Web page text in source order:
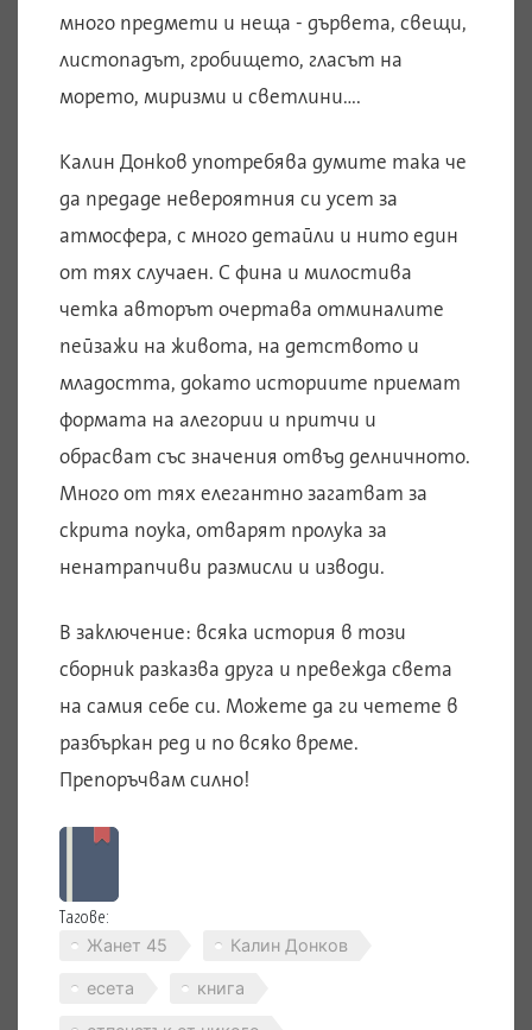
много предмети и неща - дървета, свещи,
листопадът, гробището, гласът на
морето, миризми и светлини….
Калин Донков употребява думите така че
да предаде невероятния си усет за
атмосфера, с много детайли и нито един
от тях случаен. С фина и милостива
четка авторът очертава отминалите
пейзажи на живота, на детството и
младостта, докато историите приемат
формата на алегории и притчи и
обрасват със значения отвъд делничното.
Много от тях елегантно загатват за
скрита поука, отварят пролука за
ненатрапчиви размисли и изводи.
В заключение: всяка история в този
сборник разказва друга и превежда света
на самия себе си. Можете да ги четете в
разбъркан ред и по всяко време.
Препоръчвам силно!
Тагове:
Жанет 45 Калин Донков
есета книга